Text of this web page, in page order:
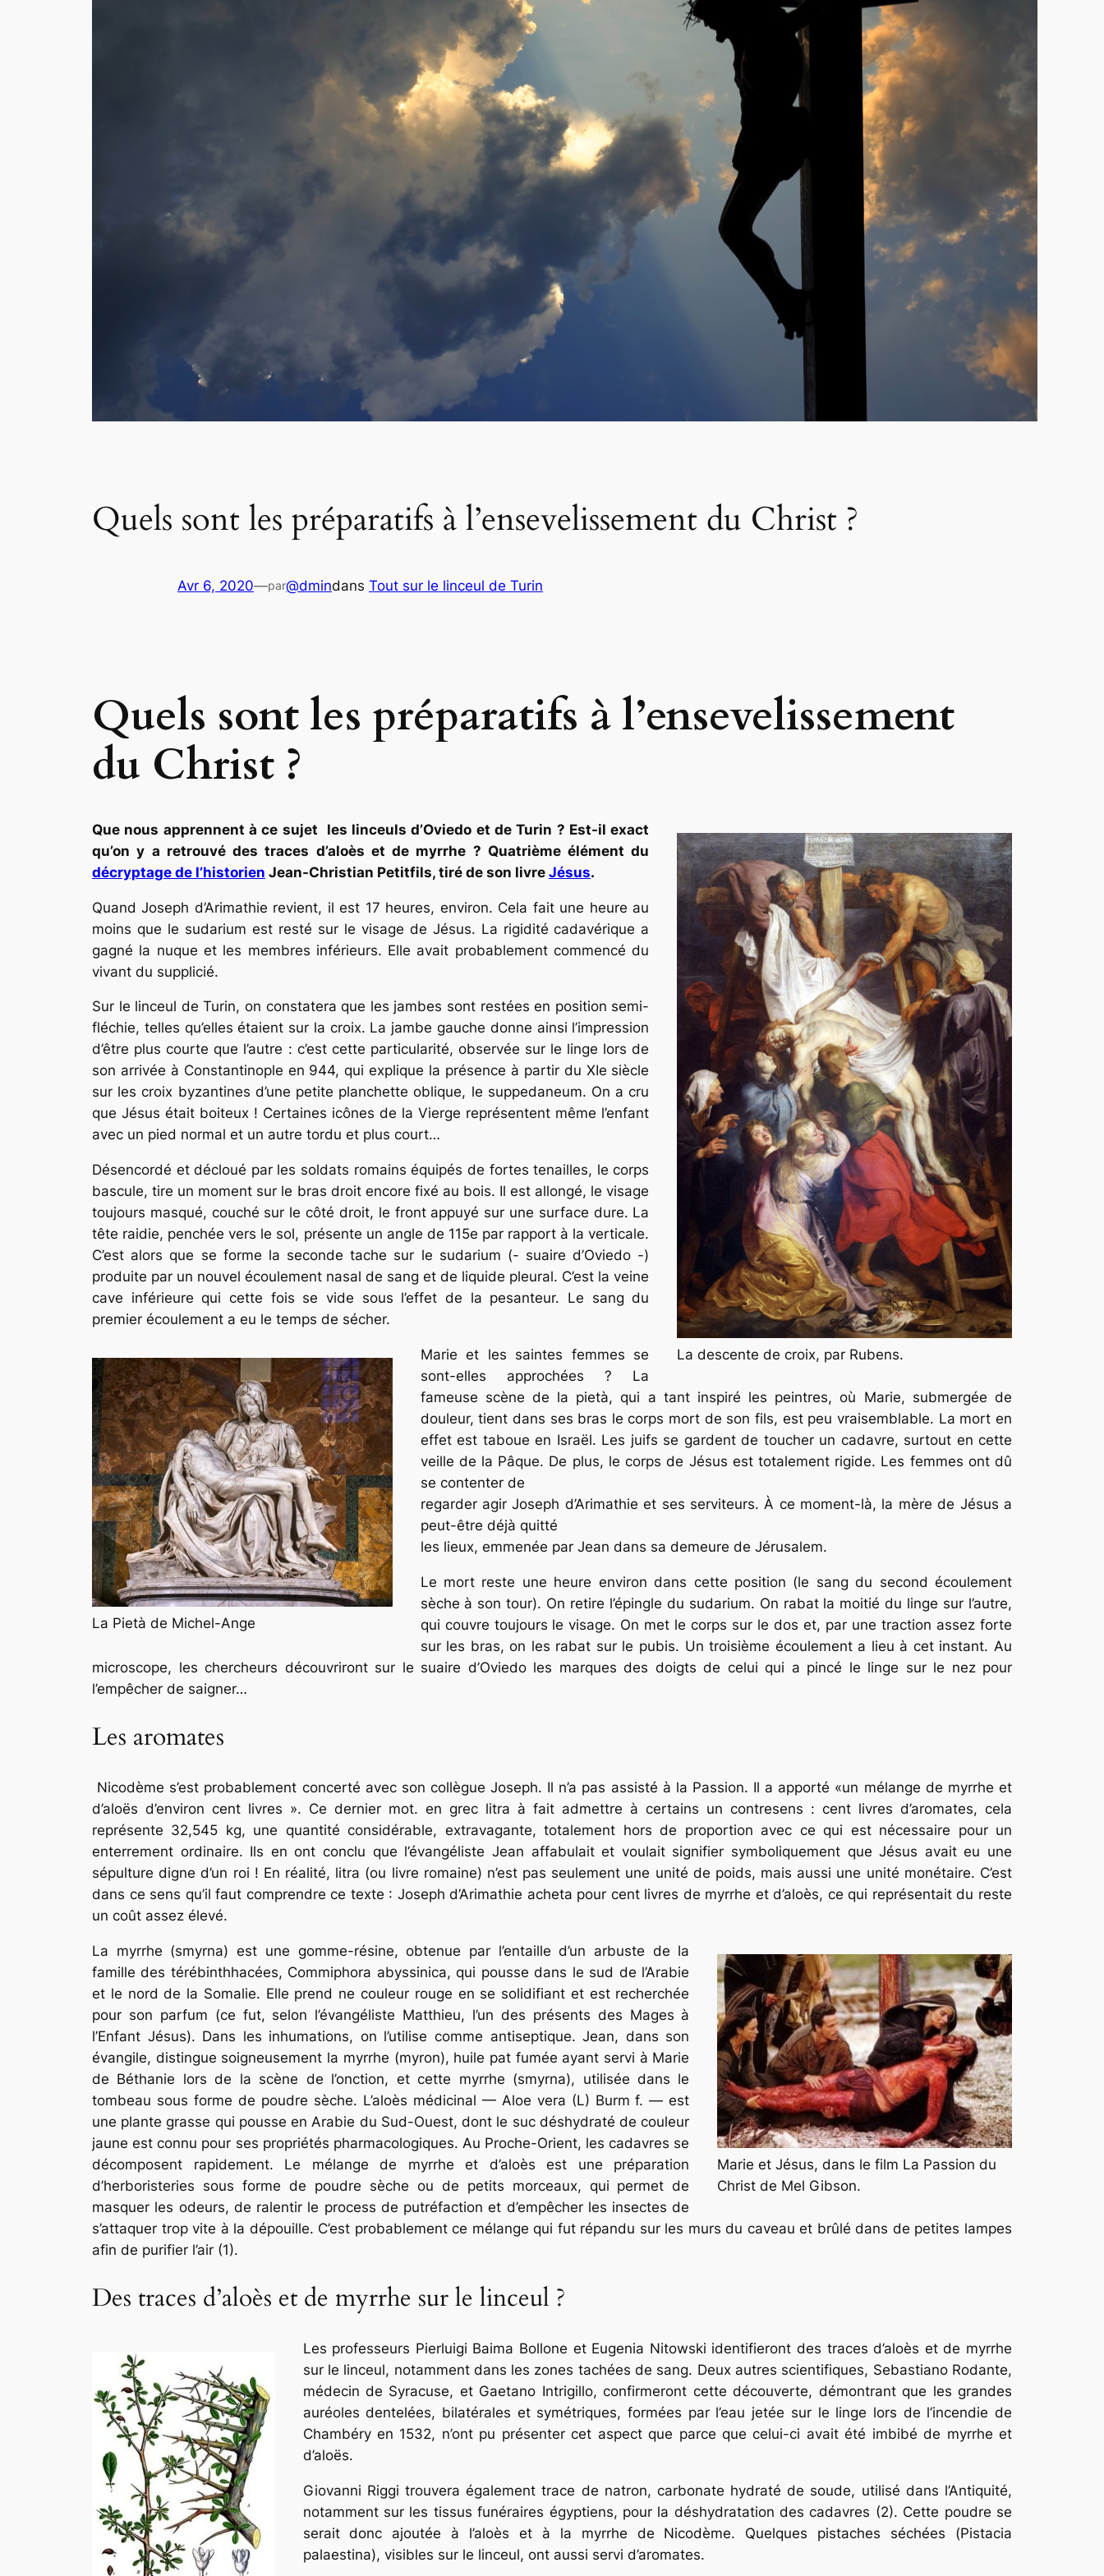
Quels sont les préparatifs à l’ensevelissement du Christ ?
Avr 6, 2020—par@dmindans Tout sur le linceul de Turin
Quels sont les préparatifs à l’ensevelissement
du Christ ?
La descente de croix, par Rubens.
Que nous apprennent à ce sujet les linceuls d’Oviedo et de Turin ? Est-il exact
qu’on y a retrouvé des traces d’aloès et de myrrhe ? Quatrième élément du
décryptage de l’historien Jean-Christian Petitfils, tiré de son livre Jésus.
Quand Joseph d’Arimathie revient, il est 17 heures, environ. Cela fait une heure au
moins que le sudarium est resté sur le visage de Jésus. La rigidité cadavérique a
gagné la nuque et les membres inférieurs. Elle avait probablement commencé du
vivant du supplicié.
Sur le linceul de Turin, on constatera que les jambes sont restées en position semi-
fléchie, telles qu’elles étaient sur la croix. La jambe gauche donne ainsi l’impression
d’être plus courte que l’autre : c’est cette particularité, observée sur le linge lors de
son arrivée à Constantinople en 944, qui explique la présence à partir du XIe siècle
sur les croix byzantines d’une petite planchette oblique, le suppedaneum. On a cru
que Jésus était boiteux ! Certaines icônes de la Vierge représentent même l’enfant
avec un pied normal et un autre tordu et plus court…
Désencordé et décloué par les soldats romains équipés de fortes tenailles, le corps
bascule, tire un moment sur le bras droit encore fixé au bois. Il est allongé, le visage
toujours masqué, couché sur le côté droit, le front appuyé sur une surface dure. La
tête raidie, penchée vers le sol, présente un angle de 115e par rapport à la verticale.
C’est alors que se forme la seconde tache sur le sudarium (- suaire d’Oviedo -)
produite par un nouvel écoulement nasal de sang et de liquide pleural. C’est la veine
cave inférieure qui cette fois se vide sous l’effet de la pesanteur. Le sang du
premier écoulement a eu le temps de sécher.
La Pietà de Michel-Ange
Marie et les saintes femmes se
sont-elles approchées ? La
fameuse scène de la pietà, qui a tant inspiré les peintres, où Marie, submergée de
douleur, tient dans ses bras le corps mort de son fils, est peu vraisemblable. La mort en
effet est taboue en Israël. Les juifs se gardent de toucher un cadavre, surtout en cette
veille de la Pâque. De plus, le corps de Jésus est totalement rigide. Les femmes ont dû
se contenter de
regarder agir Joseph d’Arimathie et ses serviteurs. À ce moment-là, la mère de Jésus a
peut-être déjà quitté
les lieux, emmenée par Jean dans sa demeure de Jérusalem.
Le mort reste une heure environ dans cette position (le sang du second écoulement
sèche à son tour). On retire l’épingle du sudarium. On rabat la moitié du linge sur l’autre,
qui couvre toujours le visage. On met le corps sur le dos et, par une traction assez forte
sur les bras, on les rabat sur le pubis. Un troisième écoulement a lieu à cet instant. Au
microscope, les chercheurs découvriront sur le suaire d’Oviedo les marques des doigts de celui qui a pincé le linge sur le nez pour
l’empêcher de saigner…
Les aromates
Nicodème s’est probablement concerté avec son collègue Joseph. Il n’a pas assisté à la Passion. Il a apporté «un mélange de myrrhe et
d’aloës d’environ cent livres ». Ce dernier mot. en grec litra à fait admettre à certains un contresens : cent livres d’aromates, cela
représente 32,545 kg, une quantité considérable, extravagante, totalement hors de proportion avec ce qui est nécessaire pour un
enterrement ordinaire. Ils en ont conclu que l’évangéliste Jean affabulait et voulait signifier symboliquement que Jésus avait eu une
sépulture digne d’un roi ! En réalité, litra (ou livre romaine) n’est pas seulement une unité de poids, mais aussi une unité monétaire. C’est
dans ce sens qu’il faut comprendre ce texte : Joseph d’Arimathie acheta pour cent livres de myrrhe et d’aloès, ce qui représentait du reste
un coût assez élevé.
Marie et Jésus, dans le film La Passion du
Christ de Mel Gibson.
La myrrhe (smyrna) est une gomme-résine, obtenue par l’entaille d’un arbuste de la
famille des térébinthhacées, Commiphora abyssinica, qui pousse dans le sud de l’Arabie
et le nord de la Somalie. Elle prend ne couleur rouge en se solidifiant et est recherchée
pour son parfum (ce fut, selon l’évangéliste Matthieu, l’un des présents des Mages à
l’Enfant Jésus). Dans les inhumations, on l’utilise comme antiseptique. Jean, dans son
évangile, distingue soigneusement la myrrhe (myron), huile pat fumée ayant servi à Marie
de Béthanie lors de la scène de l’onction, et cette myrrhe (smyrna), utilisée dans le
tombeau sous forme de poudre sèche. L’aloès médicinal — Aloe vera (L) Burm f. — est
une plante grasse qui pousse en Arabie du Sud-Ouest, dont le suc déshydraté de couleur
jaune est connu pour ses propriétés pharmacologiques. Au Proche-Orient, les cadavres se
décomposent rapidement. Le mélange de myrrhe et d’aloès est une préparation
d’herboristeries sous forme de poudre sèche ou de petits morceaux, qui permet de
masquer les odeurs, de ralentir le process de putréfaction et d’empêcher les insectes de
s’attaquer trop vite à la dépouille. C’est probablement ce mélange qui fut répandu sur les murs du caveau et brûlé dans de petites lampes
afin de purifier l’air (1).
Des traces d’aloès et de myrrhe sur le linceul ?
Les professeurs Pierluigi Baima Bollone et Eugenia Nitowski identifieront des traces d’aloès et de myrrhe
sur le linceul, notamment dans les zones tachées de sang. Deux autres scientifiques, Sebastiano Rodante,
médecin de Syracuse, et Gaetano Intrigillo, confirmeront cette découverte, démontrant que les grandes
auréoles dentelées, bilatérales et symétriques, formées par l’eau jetée sur le linge lors de l’incendie de
Chambéry en 1532, n’ont pu présenter cet aspect que parce que celui-ci avait été imbibé de myrrhe et
d’aloës.
Giovanni Riggi trouvera également trace de natron, carbonate hydraté de soude, utilisé dans l’Antiquité,
notamment sur les tissus funéraires égyptiens, pour la déshydratation des cadavres (2). Cette poudre se
serait donc ajoutée à l’aloès et à la myrrhe de Nicodème. Quelques pistaches séchées (Pistacia
palaestina), visibles sur le linceul, ont aussi servi d’aromates.